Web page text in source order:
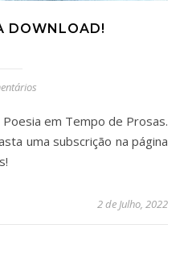
DOWNLOAD!
uma subscrição na página
2 de Julho, 2022